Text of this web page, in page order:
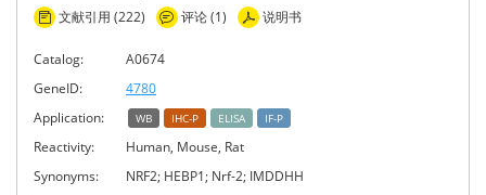
文献引用 (222) 评论 (1) 说明书
Catalog:
A0674
GeneID:
4780
Application:
WB IHC-P ELISA IF-P
Reactivity:
Human, Mouse, Rat
Synonyms:
NRF2; HEBP1; Nrf-2; IMDDHH